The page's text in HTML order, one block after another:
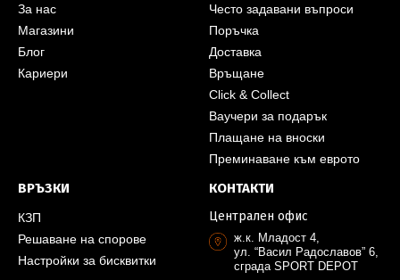
За нас
Магазини
Блог
Кариери
Често задавани въпроси
Поръчка
Доставка
Връщане
Click & Collect
Ваучери за подарък
Плащане на вноски
Преминаване към еврото
ВРЪЗКИ
КЗП
Решаване на спорове
Настройки за бисквитки
КОНТАКТИ
Централен офис
ж.к. Младост 4,
ул. “Васил Радославов” 6,
сграда SPORT DEPOT